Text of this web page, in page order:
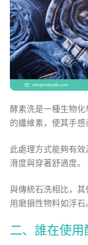
酵素洗是一種生物
的纖維素，使其手感
此處理方式能夠有
滑度與穿著舒適度。
與傳統石洗相比，
用磨損性物料如浮石
二、誰在使用